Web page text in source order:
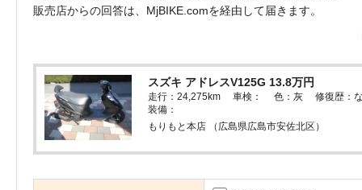
販売店からの回答は、MjBIKE.comを経由して届きます。
スズキ アドレスV125G 13.8万円
走行：24,275km 車検： 色：灰 修復歴：
装備：
もりもと本店 （広島県広島市安佐北区）